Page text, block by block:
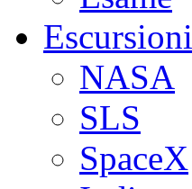
Escursioni
NASA
SLS
SpaceX